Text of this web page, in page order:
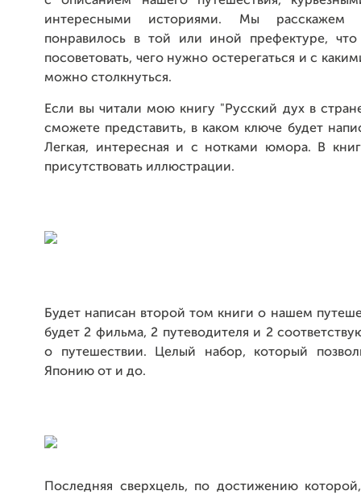
интересными историями. Мы
понравилось в той или иной префектуре,
посоветовать, чего нужно остерегаться и с
можно столкнуться.
Если вы читали мою книгу "Русский дух в
сможете представить, в каком ключе будет
Легкая, интересная и с нотками юмора. В
присутствовать иллюстрации.
Будет написан второй том книги о нашем
будет 2 фильма, 2 путеводителя и 2
о путешествии. Целый набор, который
Японию от и до.
Последняя сверхцель, по достижению